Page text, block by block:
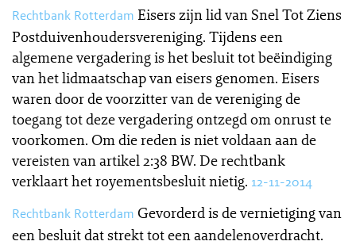
Rechtbank Rotterdam Eisers zijn lid van Snel Tot Ziens
Postduivenhoudersvereniging. Tijdens een
algemene vergadering is het besluit tot beëindiging
van het lidmaatschap van eisers genomen. Eisers
waren door de voorzitter van de vereniging de
toegang tot deze vergadering ontzegd om onrust te
voorkomen. Om die reden is niet voldaan aan de
vereisten van artikel 2:38 BW. De rechtbank
verklaart het royementsbesluit nietig. 12-11-2014
Rechtbank Rotterdam Gevorderd is de vernietiging van
een besluit dat strekt tot een aandelenoverdracht.